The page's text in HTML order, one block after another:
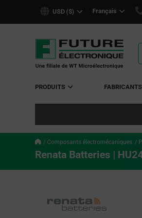
USD ($) Français
PRODUITS FABRICANTS
Composants électromécaniques
Renata Batteries |